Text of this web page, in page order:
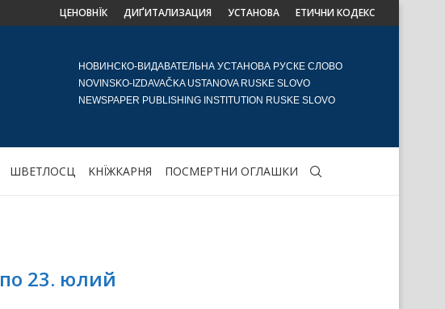
ЦЕНОВНЇК ДИҐИТАЛИЗАЦИЯ УСТАНОВА ЕТИЧНИ КОДЕКС
НОВИНСКО-ВИДАВАТЕЛЬНА УСТАНОВА РУСКЕ СЛОВО
NOVINSKO-IZDAVAČKA USTANOVA RUSKE SLOVO
NEWSPAPER PUBLISHING INSTITUTION RUSKE SLOVO
ШВЕТЛОСЦ KНЇЖКАРНЯ ПОСМЕРТНИ ОГЛАШКИ
23. юлий